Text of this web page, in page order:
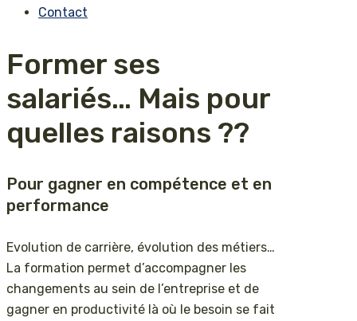
Contact
Former ses
salariés… Mais pour
quelles raisons ??
Pour gagner en compétence et en
performance
Evolution de carrière, évolution des métiers…
La formation permet d’accompagner les
changements au sein de l’entreprise et de
gagner en productivité là où le besoin se fait